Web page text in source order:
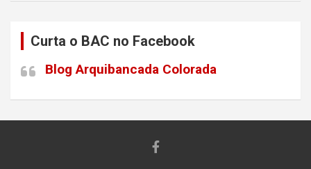
Curta o BAC no Facebook
Blog Arquibancada Colorada